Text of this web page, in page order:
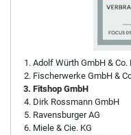
Adolf Würth GmbH & Co.
Fischerwerke GmbH &
Fitshop GmbH
Dirk Rossmann GmbH
Ravensburger AG
Miele & Cie. KG